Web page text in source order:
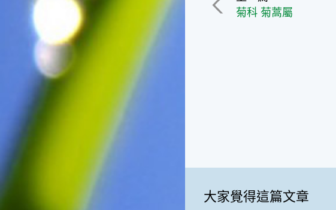
這個節氣裡，最重要的節日就
是八月八日的父親節了。或許
因為父親節不一定逢到星期日
的關係，父親節在感覺上似乎
沒有母親節來得熱絡。不過，
父親為家庭付出的辛苦與努力
可不亞於母親喔！小朋友應該
趁著一年一度的父親節，對爸
爸表達出心中的敬重與關愛，
心意後，一定會非常高興的。
◎節氣俗諺1.「雷打秋，年冬
俗諺的意思是：立秋這一天如
果打雷，對二期水稻的收成會
菊科 菊蒿屬
大家覺得這篇文章